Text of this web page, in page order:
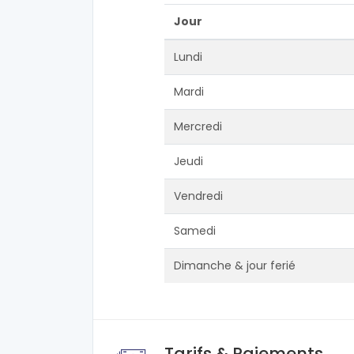
Jour
Lundi
Mardi
Mercredi
Jeudi
Vendredi
Samedi
Dimanche & jour ferié